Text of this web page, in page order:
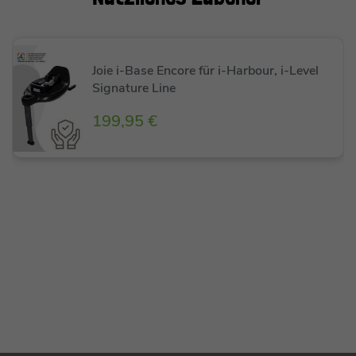
Joie i-Base Encore für i-Harbour, i-Level
Signature Line
199,95 €